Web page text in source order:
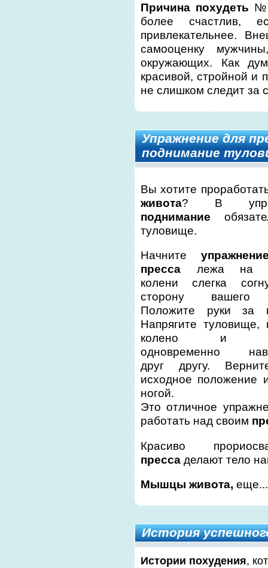
Причина похудеть №
более счастлив,
привлекательнее.
самооценку
окружающих. Как
красивой, стройной и
не слишком следит за
Упражнение для
поднимание
Вы хотите
живота? В
поднимание
туловище.
Начните
пресса лежа на
колени слегка
сторону вашего
Положите руки за
Напрягите туловище,
колено и
одновременно
друг другу.
исходное положение
ногой.
Это отличное
работать над своим
Красиво
пресса делают тело
Мышцы живота, еще...
История
Истории похудения,